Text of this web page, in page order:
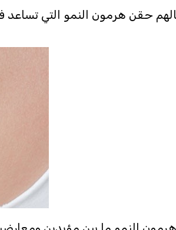
حقن هرمون النمو التي